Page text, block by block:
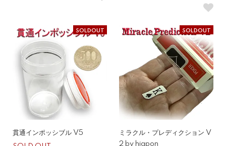
SOLDOUT
貫通インポッシブル V5
SOLDOUT
ミラクル・プレディクション V
2 by higpon